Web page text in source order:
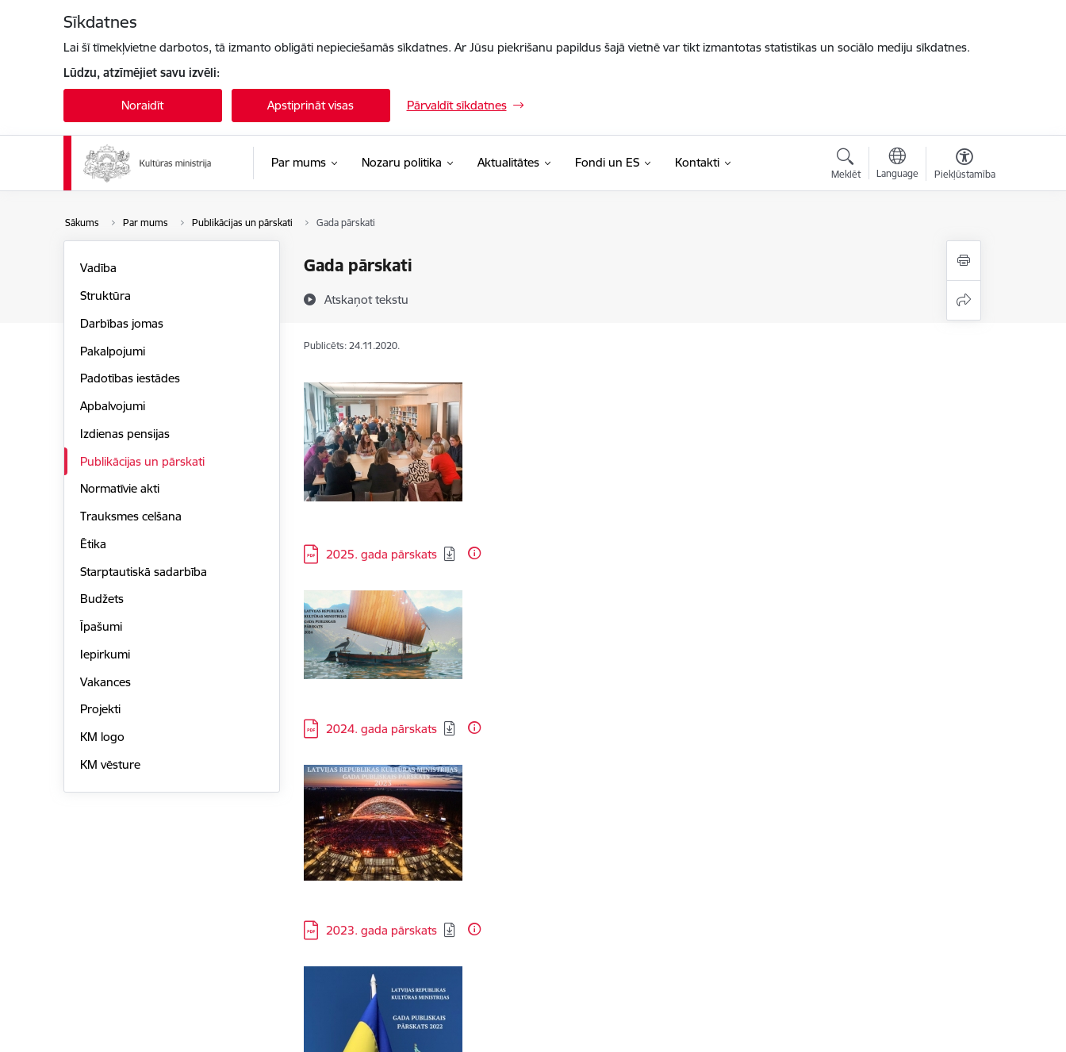
Sīkdatnes
Lai šī tīmekļvietne darbotos, tā izmanto obligāti nepieciešamās sīkdatnes. Ar Jūsu piekrišanu papildus šajā vietnē var tikt izmantotas statistikas un sociālo mediju sīkdatnes.
Lūdzu, atzīmējiet savu izvēli:
Noraidīt Apstiprināt visas Pārvaldīt sīkdatnes
Par mums Nozaru politika Aktualitātes Fondi un ES Kontakti
Meklēt Language Piekļūstamība
Sākums Par mums Publikācijas un pārskati Gada pārskati
Gada pārskati
Atskaņot tekstu
Vadība
Struktūra
Darbības jomas
Pakalpojumi
Padotības iestādes
Apbalvojumi
Izdienas pensijas
Publikācijas un pārskati
Normatīvie akti
Trauksmes celšana
Ētika
Starptautiskā sadarbība
Budžets
Īpašumi
Iepirkumi
Vakances
Projekti
KM logo
KM vēsture
Publicēts: 24.11.2020.
Lejupielādēt:
2025. gada pārskats
Lejupielādēt:
2024. gada pārskats
Lejupielādēt:
2023. gada pārskats